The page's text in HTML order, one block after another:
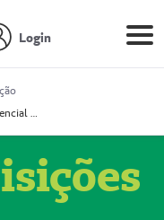
Login
Prestador Essencial Gestão em Saúde Ereli (51004354-7)